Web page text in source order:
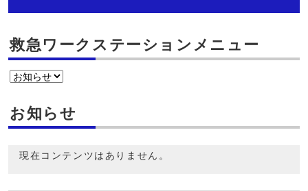
救急ワークステーションメニュー
お知らせ
現在コンテンツはありません。